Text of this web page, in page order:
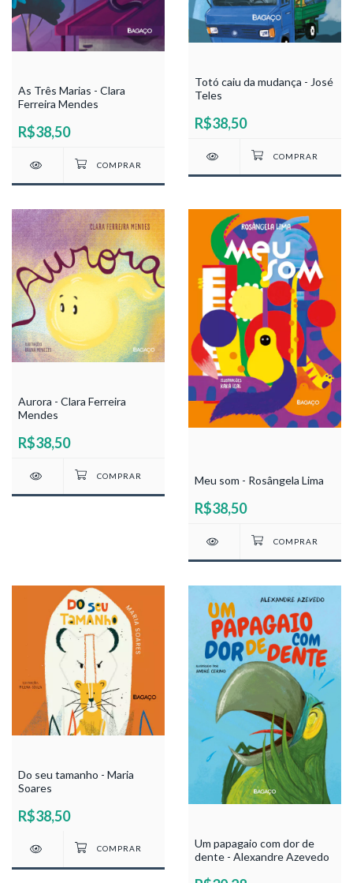
As Três Marias - Clara
Ferreira Mendes
R$38,50
Totó caiu da mudança - José
Teles
R$38,50
Aurora - Clara Ferreira
Mendes
R$38,50
Meu som - Rosângela Lima
R$38,50
Do seu tamanho - Maria
Soares
R$38,50
Um papagaio com dor de
dente - Alexandre Azevedo